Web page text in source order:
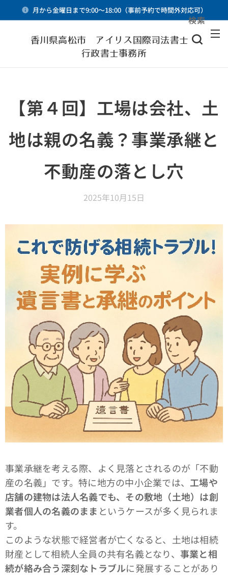
月から金曜日まで9:00～18:00（事前予約で時間外対応可）
香川県高松市 アイリス国際司法書士・
行政書士事務所
検索
【第４回】工場は会社、土
地は親の名義？事業承継と
不動産の落とし穴
2025年10月15日
事業承継を考える際、よく見落とされるのが「不動
産の名義」です。特に地方の中小企業では、 工場や
店舗の建物は法人名義でも、その敷地（土地）は創
業者個人の名義のまま というケースが多く見られま
す。
このような状態で経営者が亡くなると、土地は相続
財産として相続人全員の共有名義となり、 事業と相
続が絡み合う深刻なトラブルに発展することがあり